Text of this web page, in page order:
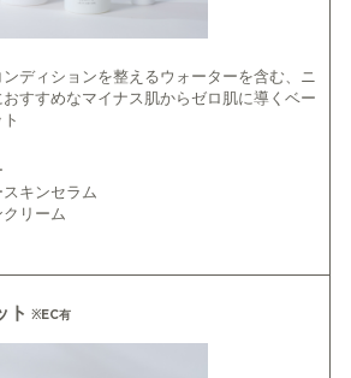
ディションを整えるウォーターを含む、ニ
すすめなマイナス肌からゼロ肌に導くベー
キンセラム
リーム
ト ※EC有